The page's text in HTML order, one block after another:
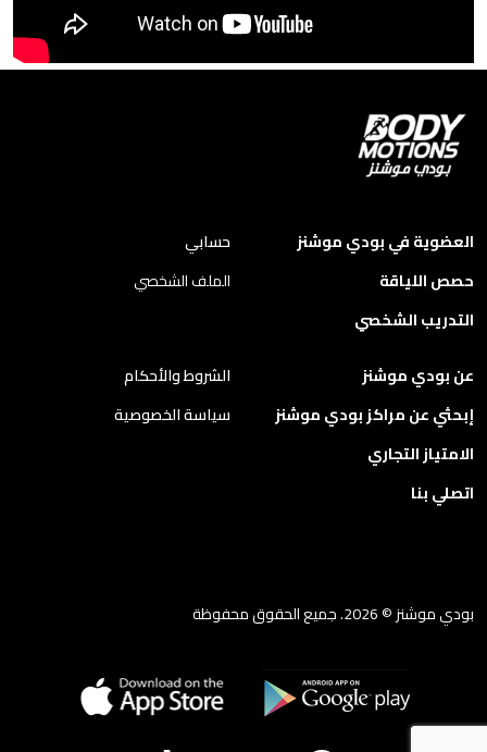
العضوية في بودي موشنز
حصص اللياقة
التدريب الشخصي
حسابي
الملف الشخصي
عن بودي موشنز
إبحثي عن مراكز بودي موشنز
الامتياز التجاري
اتصلي بنا
الشروط والأحكام
سياسة الخصوصية
بودي موشنز © 2026. جميع الحقوق محفوظة